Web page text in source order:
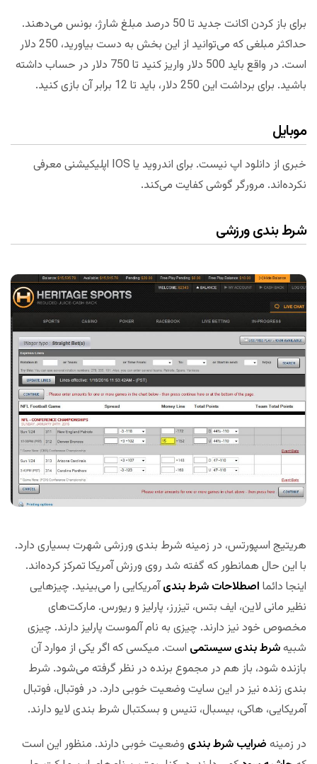
برای باز کردن اکانت جدید تا 50 درصد مبلغ شارژ، بونس می‌دهند.
حداکثر مبلغی که می‌توانید از این بخش به دست بیاورید، 250 دلار
است. در واقع باید 500 دلار واریز کنید تا 750 دلار در حساب داشته
باشید. برای برداشت این 250 دلار، باید تا 12 برابر آن بازی کنید.
موبایل
خبری از دانلود اپ نیست. برای اندروید یا IOS اپلیکیشنی معرفی
نکرده‌اند. مرورگر گوشی کفایت می‌کند.
شرط بندی ورزشی
هریتیج اسپورتس، در زمینه شرط بندی ورزشی شهرت بسیاری دارد.
با این حال همانطور که گفته شد روی ورزش آمریکا تمرکز کرده‌اند.
اینجا دائما اصطلاحات شرط بندیآمریکایی را می‌بینید. چیزهایی
نظیر مانی لاین، ایف بتس، تیزرز، پارلیز و ریورس. مارکت‌های
مخصوص خود نیز دارند. چیزی به نام آلموست پارلیز دارند. چیزی
شبیهشرط بندی سیستمی است. میکسی که اگر یکی از موارد آن
بازنده شود، باز هم در مجموع برنده در نظر گرفته می‌شود. شرط
بندی زنده نیز در این سایت وضعیت خوبی دارد. در فوتبال، فوتبال
آمریکایی، هاکی، بیسبال، تنیس و بسکتبال شرط بندی لایو دارند.
در زمینه ضرایب شرط بندی وضعیت خوبی دارند. منظور این است